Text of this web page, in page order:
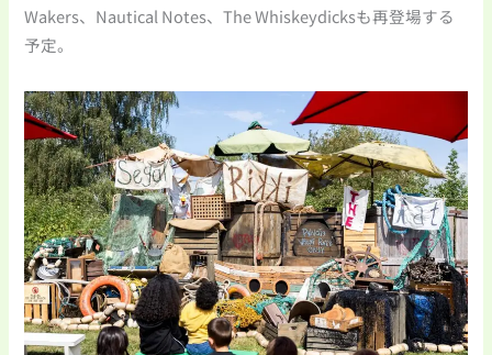
Wakers、Nautical Notes、The Whiskeydicksも再登場する
予定。